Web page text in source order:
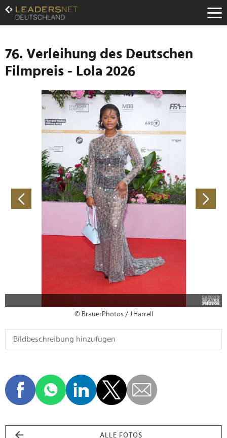
Zum
Inhalt
Zur
Navigation
Zur
Hauptnavigation
76. Verleihung des Deutschen
Filmpreis - Lola 2026
© BrauerPhotos / J.Harrell
ALLE FOTOS